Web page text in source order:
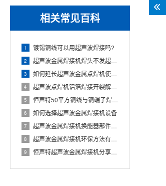
相关常见百科
1 镀锡铜线可以用超声波焊接吗?
2 超声波金属焊接机焊头不发超声是怎么回事
3 如何延长超声波金属点焊机使用寿命
4 超声波点焊机铝箔焊接开裂解决方法
5 恒声特50平方铜线与铜端子焊接拉力测试和剥离力测试
6 如何选择超声波金属焊接机设备
7 超声波金属焊接机换能器部件装置注意事项
8 超声波金属焊接机环保方法有哪些
9 恒声特超声波金属焊接机分享焊接机常识的优点